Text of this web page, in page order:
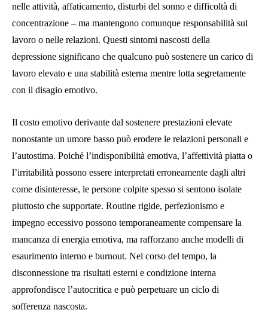
nelle attività, affaticamento, disturbi del sonno e difficoltà di
concentrazione – ma mantengono comunque responsabilità sul
lavoro o nelle relazioni. Questi sintomi nascosti della
depressione significano che qualcuno può sostenere un carico di
lavoro elevato e una stabilità esterna mentre lotta segretamente
con il disagio emotivo.
Il costo emotivo derivante dal sostenere prestazioni elevate
nonostante un umore basso può erodere le relazioni personali e
l’autostima. Poiché l’indisponibilità emotiva, l’affettività piatta o
l’irritabilità possono essere interpretati erroneamente dagli altri
come disinteresse, le persone colpite spesso si sentono isolate
piuttosto che supportate. Routine rigide, perfezionismo e
impegno eccessivo possono temporaneamente compensare la
mancanza di energia emotiva, ma rafforzano anche modelli di
esaurimento interno e burnout. Nel corso del tempo, la
disconnessione tra risultati esterni e condizione interna
approfondisce l’autocritica e può perpetuare un ciclo di
sofferenza nascosta.